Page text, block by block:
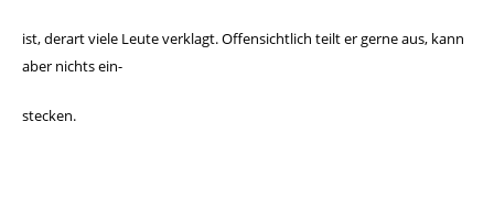
ist, derart viele Leute verklagt.Offensichtlich teilt er gerne aus, kann
aber nichts ein-
stecken.